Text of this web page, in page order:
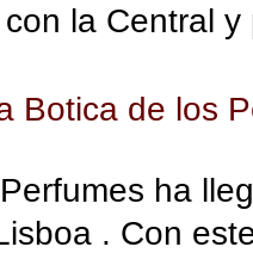
la Central
Botica de los
ha
. Con